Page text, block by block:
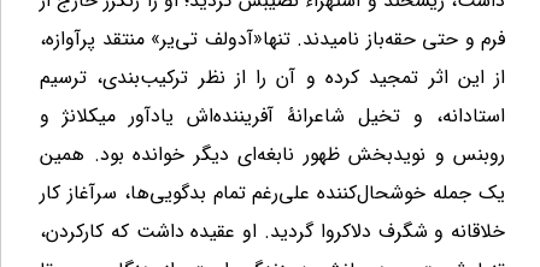
فرم و حتی حقه‌‌‌باز نامیدند. تنها«آدولف تییر» منتقد پرآوازه،
از این اثر تمجید کرده و آن را از نظر ترکیببندی، ترسیم
استادانه، و تخیل شاعرانۀ آفریننده‌اش یادآور میکلانژ و
روبنس و نویدبخش ظهور نابغهای دیگر خوانده بود. همین
یک جمله خوشحال‌‌‌کننده علی‌‌‌رغم تمام بدگویی‌‌‌ها، سرآغاز کار
خلاقانه و شگرف دلاکروا گردید. او عقیده داشت که کارکردن،